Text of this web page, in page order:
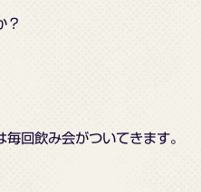
？
回飲み会がついてきます。